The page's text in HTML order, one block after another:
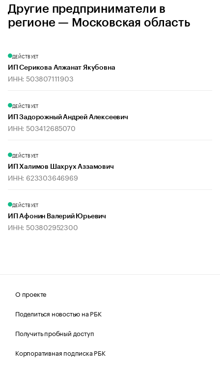
Другие предприниматели в
регионе — Московская область
ДЕЙСТВУЕТ
ИП Серикова Алжанат Якубовна
ИНН: 503807111903
ДЕЙСТВУЕТ
ИП Задорожный Андрей Алексеевич
ИНН: 503412685070
ДЕЙСТВУЕТ
ИП Халимов Шахрух Аззамович
ИНН: 623303646969
ДЕЙСТВУЕТ
ИП Афонин Валерий Юрьевич
ИНН: 503802952300
О проекте
Поделиться новостью на РБК
Получить пробный доступ
Корпоративная подписка РБК